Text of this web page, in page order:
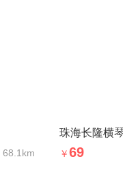
68.1km
珠海长隆横
￥69